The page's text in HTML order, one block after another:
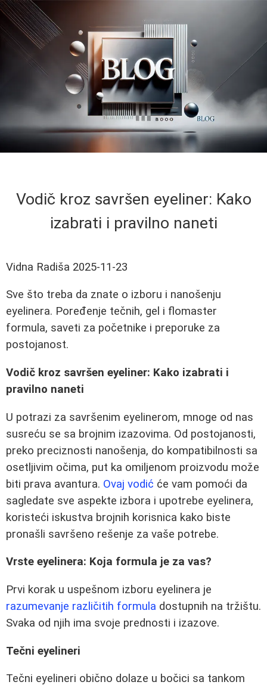
Vodič kroz savršen eyeliner: Kako
izabrati i pravilno naneti
Vidna Radiša 2025-11-23
Sve što treba da znate o izboru i nanošenju
eyelinera. Poređenje tečnih, gel i flomaster
formula, saveti za početnike i preporuke za
postojanost.
Vodič kroz savršen eyeliner: Kako izabrati i
pravilno naneti
U potrazi za savršenim eyelinerom, mnoge od nas
susreću se sa brojnim izazovima. Od postojanosti,
preko preciznosti nanošenja, do kompatibilnosti sa
osetljivim očima, put ka omiljenom proizvodu može
biti prava avantura. Ovaj vodić će vam pomoći da
sagledate sve aspekte izbora i upotrebe eyelinera,
koristeći iskustva brojnih korisnica kako biste
pronašli savršeno rešenje za vaše potrebe.
Vrste eyelinera: Koja formula je za vas?
Prvi korak u uspešnom izboru eyelinera je
razumevanje različitih formula dostupnih na tržištu.
Svaka od njih ima svoje prednosti i izazove.
Tečni eyelineri
Tečni eyelineri obično dolaze u bočici sa tankom